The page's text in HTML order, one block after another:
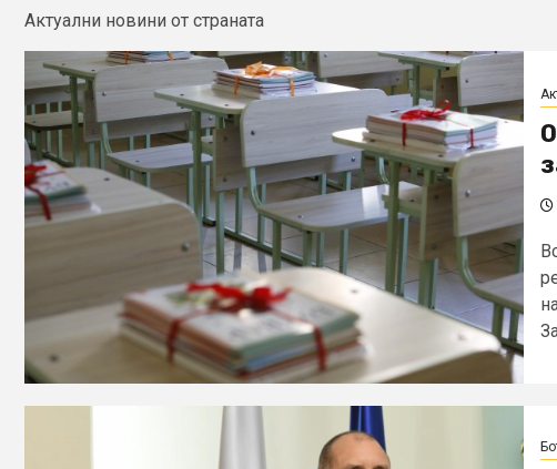
Актуални новини от страната